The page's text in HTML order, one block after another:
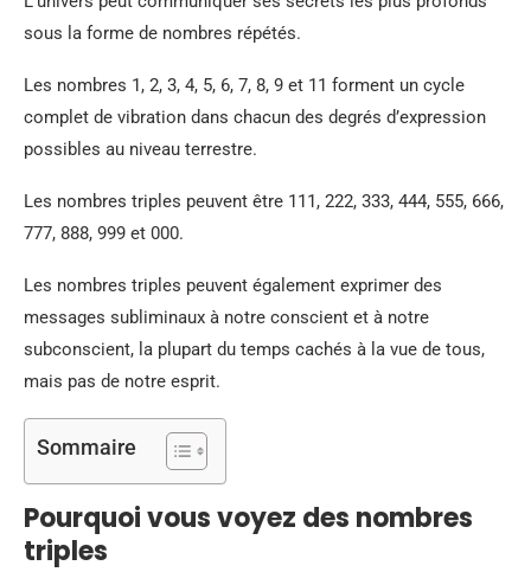
sous la forme de nombres répétés.
Les nombres 1, 2, 3, 4, 5, 6, 7, 8, 9 et 11 forment un cycle
complet de vibration dans chacun des degrés d’expression
possibles au niveau terrestre.
Les nombres triples peuvent être 111, 222, 333, 444, 555, 666,
777, 888, 999 et 000.
Les nombres triples peuvent également exprimer des
messages subliminaux à notre conscient et à notre
subconscient, la plupart du temps cachés à la vue de tous,
mais pas de notre esprit.
Sommaire
Pourquoi vous voyez des nombres
triples